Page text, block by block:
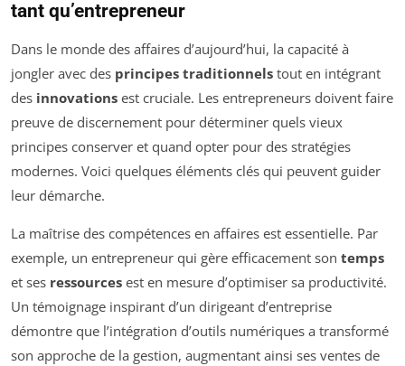
tant qu’entrepreneur
Dans le monde des affaires d’aujourd’hui, la capacité à
jongler avec des principes traditionnels tout en intégrant
des innovations est cruciale. Les entrepreneurs doivent faire
preuve de discernement pour déterminer quels vieux
principes conserver et quand opter pour des stratégies
modernes. Voici quelques éléments clés qui peuvent guider
leur démarche.
La maîtrise des compétences en affaires est essentielle. Par
exemple, un entrepreneur qui gère efficacement son temps
et ses ressources est en mesure d’optimiser sa productivité.
Un témoignage inspirant d’un dirigeant d’entreprise
démontre que l’intégration d’outils numériques a transformé
son approche de la gestion, augmentant ainsi ses ventes de